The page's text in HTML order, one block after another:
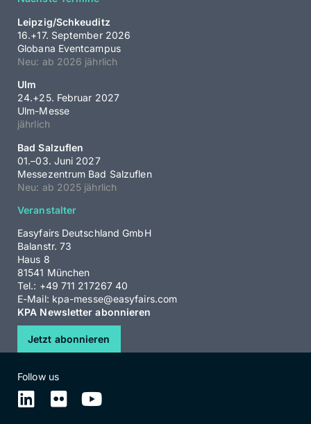
Leipzig/Schkeuditz
16.+17. September 2026
Globana Eventcampus
Neu: ab 2026 jährlich
Ulm
24.+25. Februar 2027
Ulm-Messe
jährlich
Bad Salzuflen
01.–03. Juni 2027
Messezentrum Bad Salzuflen
Neu: ab 2025 jährlich
Veranstalter
Easyfairs Deutschland GmbH
Balanstr. 73
Haus 8
81541 München
Tel.: +49 711 217267 40
E-Mail: kpa-messe@easyfairs.com
KPA Newsletter abonnieren
Jetzt abonnieren
Follow us